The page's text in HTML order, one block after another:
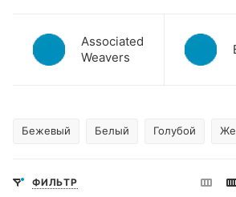
Associated
Weavers
Бежевый Белый Голубой
ФИЛЬТР